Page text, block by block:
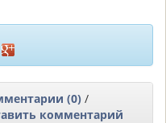
(0) /
комментарий